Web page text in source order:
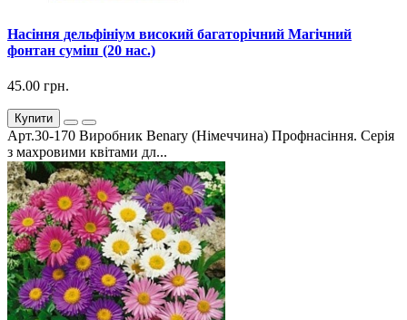
Насіння дельфініум високий багаторічний Магічний
фонтан суміш (20 нас.)
45.00 грн.
Купити
Арт.30-170 Виробник Benary (Німеччина) Профнасіння. Серія
з махровими квітами дл...